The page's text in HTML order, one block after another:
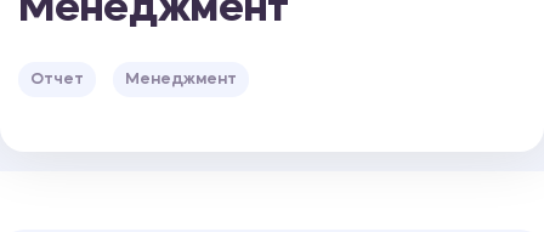
Менеджмент
Отчет Менеджмент